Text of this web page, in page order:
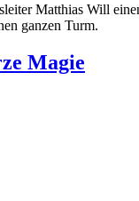
Matthias Will
ganzen Turm.
Magie